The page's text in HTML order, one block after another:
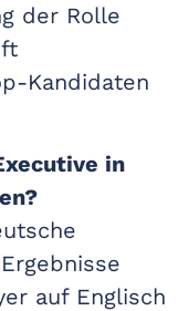
der Rolle
Kandidaten
in
auf Englisch